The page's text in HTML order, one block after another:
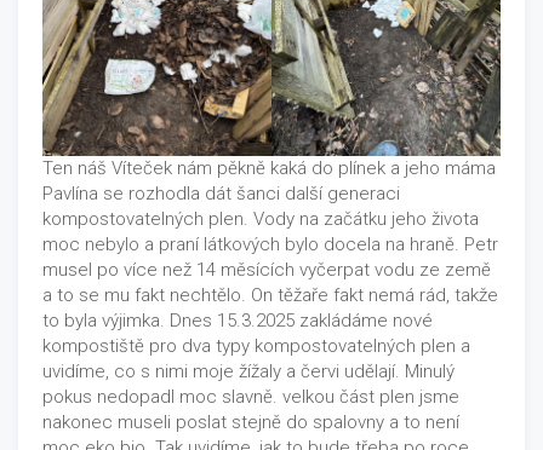
Ten náš Víteček nám pěkně kaká do plínek a jeho máma
Pavlína se rozhodla dát šanci další generaci
kompostovatelných plen. Vody na začátku jeho života
moc nebylo a praní látkových bylo docela na hraně. Petr
musel po více než 14 měsících vyčerpat vodu ze země
a to se mu fakt nechtělo. On těžaře fakt nemá rád, takže
to byla výjimka. Dnes 15.3.2025 zakládáme nové
kompostiště pro dva typy kompostovatelných plen a
uvidíme, co s nimi moje žížaly a červi udělají. Minulý
pokus nedopadl moc slavně. velkou část plen jsme
nakonec museli poslat stejně do spalovny a to není